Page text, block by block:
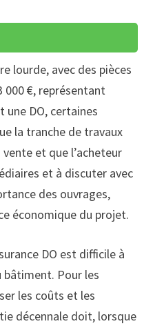
lourde, avec des pièces
000 €, représentant
DO, certaines
la tranche de travaux
et que l’acheteur
et à discuter avec
des ouvrages,
économique du projet.
DO est difficile à
Pour les
les coûts et les
décennale doit, lorsque